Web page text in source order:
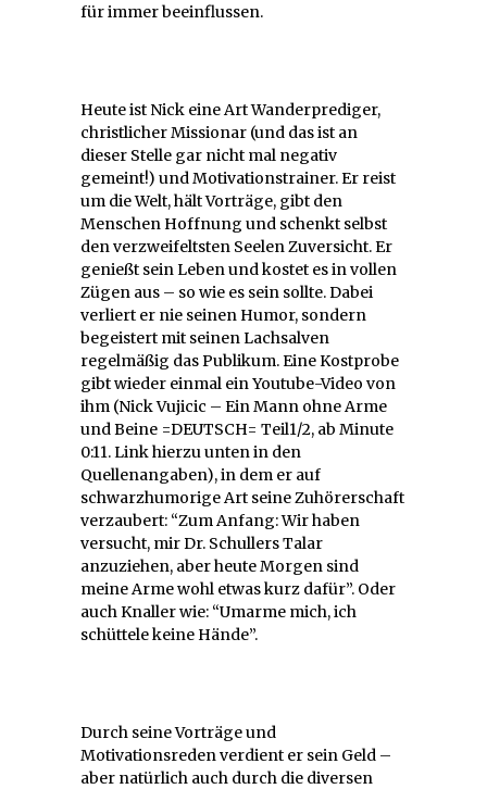
für immer beeinflussen.
Heute ist Nick eine Art Wanderprediger,
christlicher Missionar (und das ist an
dieser Stelle gar nicht mal negativ
gemeint!) und Motivationstrainer. Er reist
um die Welt, hält Vorträge, gibt den
Menschen Hoffnung und schenkt selbst
den verzweifeltsten Seelen Zuversicht. Er
genießt sein Leben und kostet es in vollen
Zügen aus – so wie es sein sollte. Dabei
verliert er nie seinen Humor, sondern
begeistert mit seinen Lachsalven
regelmäßig das Publikum. Eine Kostprobe
gibt wieder einmal ein Youtube-Video von
ihm (Nick Vujicic – Ein Mann ohne Arme
und Beine =DEUTSCH= Teil1/2, ab Minute
0:11. Link hierzu unten in den
Quellenangaben), in dem er auf
schwarzhumorige Art seine Zuhörerschaft
verzaubert: “Zum Anfang: Wir haben
versucht, mir Dr. Schullers Talar
anzuziehen, aber heute Morgen sind
meine Arme wohl etwas kurz dafür”. Oder
auch Knaller wie: “Umarme mich, ich
schüttele keine Hände”.
Durch seine Vorträge und
Motivationsreden verdient er sein Geld –
aber natürlich auch durch die diversen